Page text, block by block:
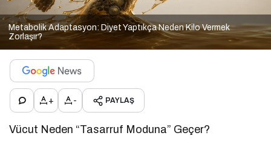
Metabolik Adaptasyon: Diyet Yaptıkça Neden Kilo Vermek
Zorlaşır?
+ - PAYLAŞ
Vücut Neden “Tasarruf Moduna” Geçer?